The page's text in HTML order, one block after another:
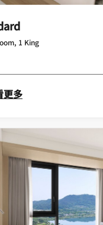
1 King
更多